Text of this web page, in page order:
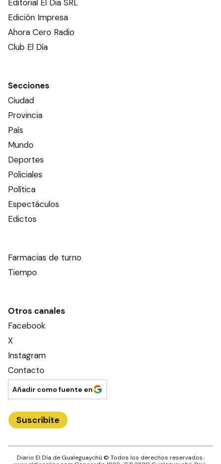
Editorial El Dia SRL
Edición Impresa
Ahora Cero Radio
Club El Día
Secciones
Ciudad
Provincia
País
Mundo
Deportes
Policiales
Política
Espectáculos
Edictos
Farmacias de turno
Tiempo
Otros canales
Facebook
X
Instagram
Contacto
Añadir como fuente en
Suscribite
Diario El Día de Gualeguaychú © Todos los derechos reservados.·